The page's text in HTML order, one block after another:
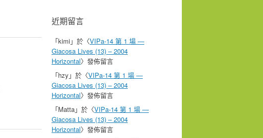
近期留言
「kimi 」於〈VIPa-14 第 1 場 —
Giacosa Lives (13) – 2004
Horizontal〉發佈留言
「hzy 」於〈VIPa-14 第 1 場 —
Giacosa Lives (13) – 2004
Horizontal〉發佈留言
「Matta」於〈VIPa-14 第 1 場 —
Giacosa Lives (13) – 2004
Horizontal〉發佈留言